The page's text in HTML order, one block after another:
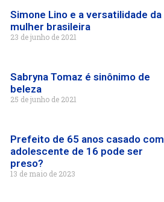
Simone Lino e a versatilidade da
mulher brasileira
23 de junho de 2021
Sabryna Tomaz é sinônimo de
beleza
25 de junho de 2021
Prefeito de 65 anos casado com
adolescente de 16 pode ser
preso?
13 de maio de 2023